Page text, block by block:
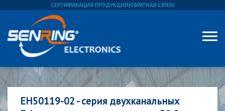
СЕРТИФИКАЦИЯ ПРОДУКЦИИ|ОБРАТНАЯ СВЯЗЬ
EH50119-02 - серия двухканальных